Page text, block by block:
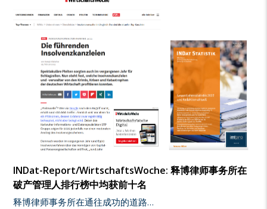
INDat-Report/WirtschaftsWoche: 释博律师事务所在
破产管理人排行榜中均获前十名
释博律师事务所在通往成功的道路…